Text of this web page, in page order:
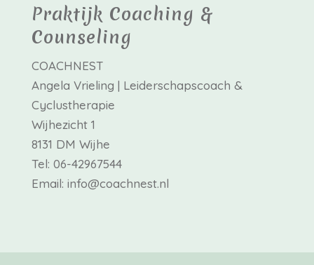
Praktijk Coaching &
Counseling
COACHNEST
Angela Vrieling | Leiderschapscoach &
Cyclustherapie
Wijhezicht 1
8131 DM Wijhe
Tel: 06-42967544
Email: info@coachnest.nl